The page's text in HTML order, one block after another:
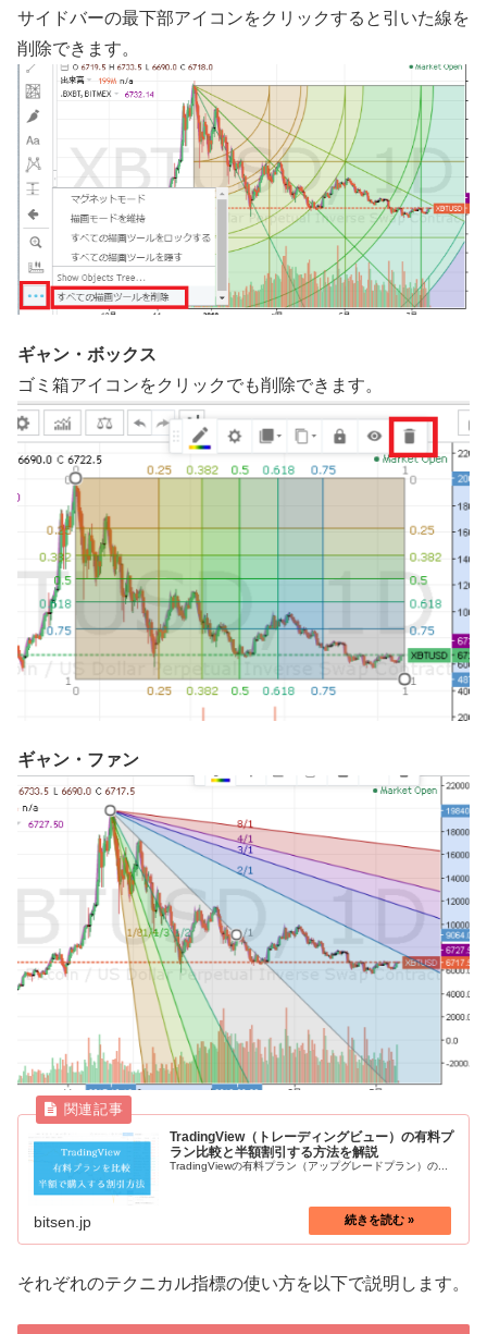
サイドバーの最下部アイコンをクリックすると引いた線を
削除できます。
ギャン・ボックス
ゴミ箱アイコンをクリックでも削除できます。
ギャン・ファン
TradingView（トレーディングビュー）の有料プ
ラン比較と半額割引する方法を解説
TradingViewの有料プラン（アップグレードプラン）の...
bitsen.jp
それぞれのテクニカル指標の使い方を以下で説明します。